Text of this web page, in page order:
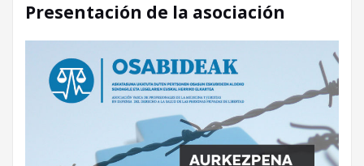
Presentación de la asociación